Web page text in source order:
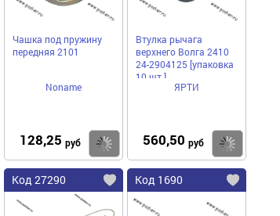
Чашка под пружину
передняя 2101
Noname
128,25 руб Купить
Втулка рычага
верхнего Волга 2410
24-2904125 [упаковка
10 шт.]
ЯРТИ
560,50 руб
Код 27290 Код 1690